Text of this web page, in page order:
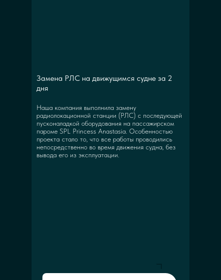
Наша компания выполнила замену
радиолокационной станции (РЛС) с последующей
пусконаладкой оборудования на пассажирском
пароме SPL Princess Anastasia. Особенностью
проекта стало то, что все работы проводились
непосредственно во время движения судна, без
вывода его из эксплуатации.
Замена РЛС на движущимся судне за 2
дня